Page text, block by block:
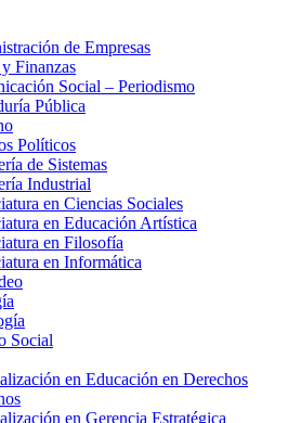
de Empresas
Finanzas
Social – Periodismo
Pública
Políticos
de Sistemas
Industrial
en Ciencias Sociales
en Educación Artística
en Filosofía
en Informática
Social
en Educación en Derechos
en Gerencia Estratégica